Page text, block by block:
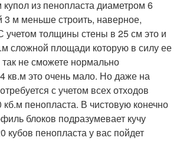
из пенопласта диаметром 6
3 м меньше строить, наверное,
учетом толщины стены в 25 см это и
сложной площади которую в силу ее
не сможете нормально
кв.м это очень мало. Но даже на
с учетом всех отходов
пенопласта. В чистовую конечно
блоков подразумевает кучу
кубов пенопласта у вас пойдет